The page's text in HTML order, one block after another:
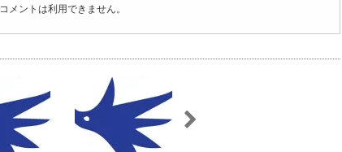
コメントは利用できません。